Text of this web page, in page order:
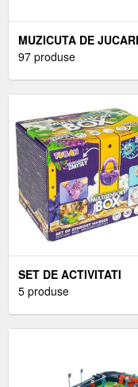
MUZICUTA DE
DIN LEMN PENTRU
97 produse
SET DE ACTIVITATI
PENTRU JOACA
5 produse